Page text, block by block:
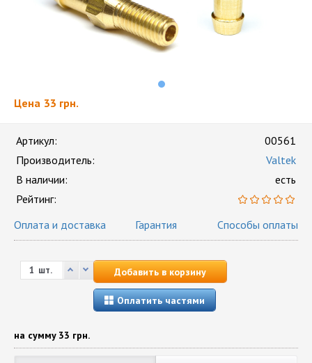
Цена 33 грн.
Артикул:
00561
Производитель:
Valtek
В наличии:
есть
Рейтинг:
Оплата и доставка
Гарантия Способы оплаты
шт. Добавить в корзину
Оплатить частями
на сумму 33 грн.